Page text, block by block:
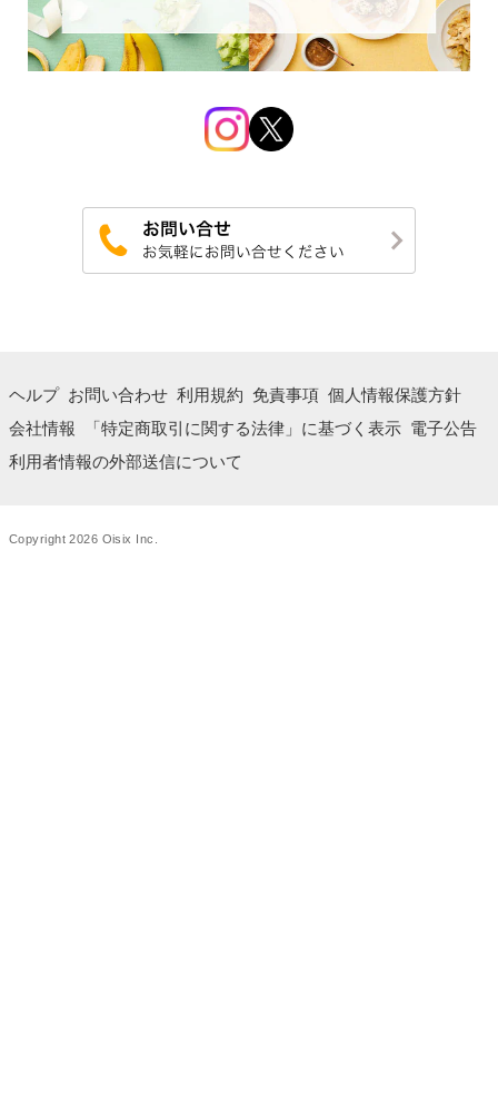
ヘルプ お問い合わせ 利用規約 免責事項 個人情報保護方針
会社情報
「特定商取引に関する法律」に基づく表示 電子公告
利用者情報の外部送信について
Copyright 2026 Oisix Inc.